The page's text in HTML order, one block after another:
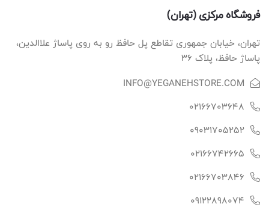
فروشگاه مرکزی (تهران)
تهران، خیابان جمهوری تقاطع پل حافظ رو به روی پاساژ علاالدین،
پاساژ حافظ، پلاک ۳۶
INFO@YEGANEHSTORE.COM
02166703648
09031705252
02166742665
02166703846
09122898074